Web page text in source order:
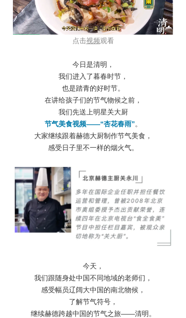
点击视频观看
今日是清明，
我们进入了暮春时节，
也是踏青的好时节。
在讲给孩子们的节气物候之前，
我们先送上明星关大厨
节气美食视频——“杏花春雨”。
大家继续跟着赫德大厨制作节气美食，
感受日子里不一样的烟火气。
今天，
我们跟随身处中国不同地域的老师们，
感受幅员辽阔大中国的南北物候，
了解节气符号，
继续赫德跨越中国的节气之旅——清明。